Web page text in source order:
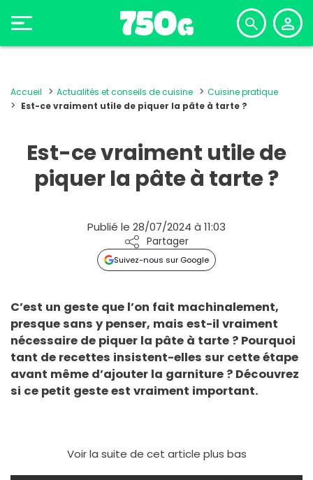
Accueil Actualités et conseils de cuisine
Cuisine pratique
Est-ce vraiment utile de piquer la pâte à tarte ?
Est-ce vraiment utile de
piquer la pâte à tarte ?
Publié le 28/07/2024 à 11:03
Partager
Suivez-nous sur Google
C’est un geste que l’on fait machinalement,
presque sans y penser, mais est-il vraiment
nécessaire de piquer la pâte à tarte ? Pourquoi
tant de recettes insistent-elles sur cette étape
avant même d’ajouter la garniture ? Découvrez
si ce petit geste est vraiment important.
Voir la suite de cet article plus bas